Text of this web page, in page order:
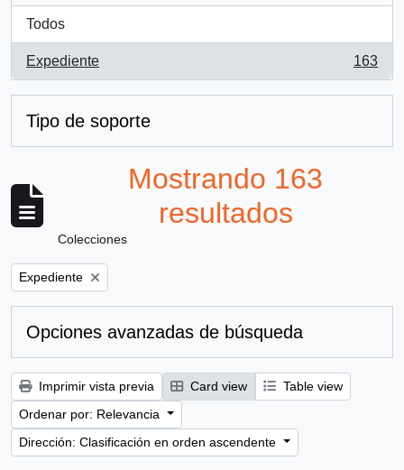
Todos
Expediente
, 163 resultados
163
Tipo de soporte
Mostrando 163
resultados
Colecciones
Remove filter:
Expediente
Opciones avanzadas de búsqueda
Imprimir vista previa Card view
Table view
Ordenar por: Relevancia
Dirección: Clasificación en orden ascendente